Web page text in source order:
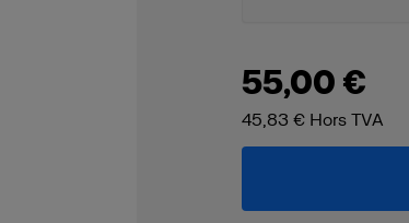
55,00 €
45,83 € Hors TVA